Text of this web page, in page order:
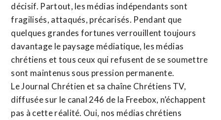
décisif. Partout, les médias indépendants sont
fragilisés, attaqués, précarisés. Pendant que
quelques grandes fortunes verrouillent toujours
davantage le paysage médiatique, les médias
chrétiens et tous ceux qui refusent de se soumettre
sont maintenus sous pression permanente.
Le Journal Chrétien et sa chaîne Chrétiens TV,
diffusée sur le canal 246 de la Freebox, n’échappent
pas à cette réalité. Oui, nos médias chrétiens